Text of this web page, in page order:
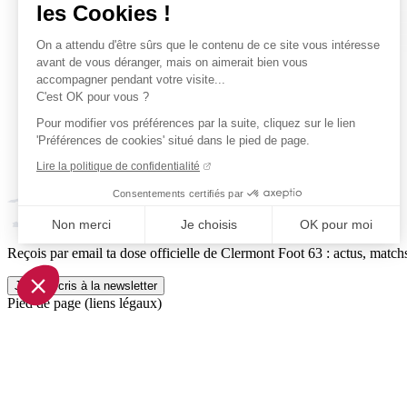
les Cookies !
On a attendu d'être sûrs que le contenu de ce site vous intéresse
avant de vous déranger, mais on aimerait bien vous
accompagner pendant votre visite...
C'est OK pour vous ?
Pour modifier vos préférences par la suite, cliquez sur le lien
'Préférences de cookies' situé dans le pied de page.
Lire la politique de confidentialité
Consentements certifiés par
Non merci Je choisis OK pour moi
Axeptio consent
Plateforme de Gestion du Consentement : Personnalisez
Notre plateforme vous permet d'adapter et de gérer vos
Reçois par email ta dose officielle de Clermont Foot 63 : actus,
Je m'inscris à la newsletter
Pied de page (liens légaux)